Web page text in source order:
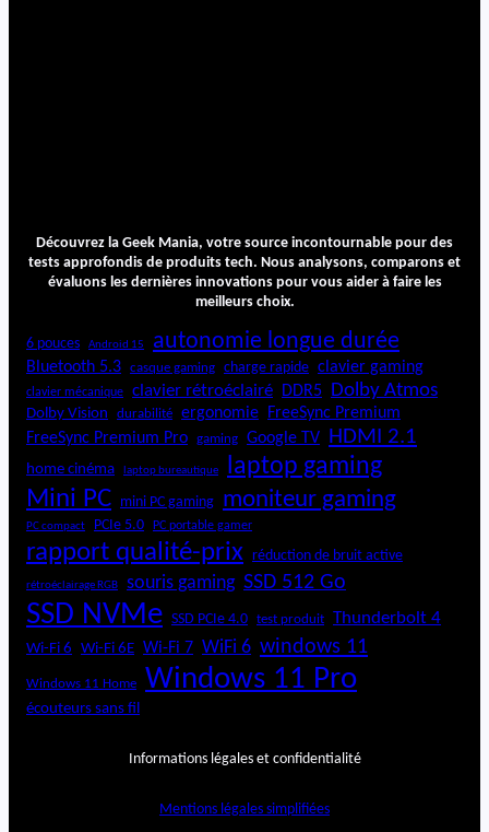
Découvrez la Geek Mania, votre source incontournable pour des
tests approfondis de produits tech. Nous analysons, comparons et
évaluons les dernières innovations pour vous aider à faire les
meilleurs choix.
6 pouces Android 15 autonomie longue durée
Bluetooth 5.3 casque gaming charge rapide clavier gaming
clavier mécanique clavier rétroéclairé DDR5 Dolby Atmos
Dolby Vision durabilité ergonomie
FreeSync Premium
FreeSync Premium Pro
gaming Google TV HDMI 2.1
home cinéma laptop bureautique laptop gaming
Mini PC mini PC gaming moniteur gaming
PC compact PCIe 5.0 PC portable gamer
rapport qualité-prix réduction de bruit active
rétroéclairage RGB souris gaming SSD 512 Go
SSD NVMe SSD PCIe 4.0 test produit Thunderbolt 4
Wi-Fi 6 Wi-Fi 6E Wi-Fi 7 WiFi 6 windows 11
Windows 11 Home Windows 11 Pro
écouteurs sans fil
Informations légales et confidentialité
Mentions légales simplifiées